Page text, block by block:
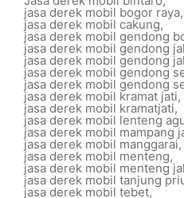
jasa derek mobil bogor raya,
jasa derek mobil cakung,
jasa derek mobil gendong
jasa derek mobil gendong
jasa derek mobil gendong
jasa derek mobil gendong
jasa derek mobil gendong
jasa derek mobil kramat jati,
jasa derek mobil kramatjati,
jasa derek mobil lenteng
jasa derek mobil mampang
jasa derek mobil manggarai,
jasa derek mobil menteng,
jasa derek mobil menteng
jasa derek mobil tanjung
jasa derek mobil tebet,